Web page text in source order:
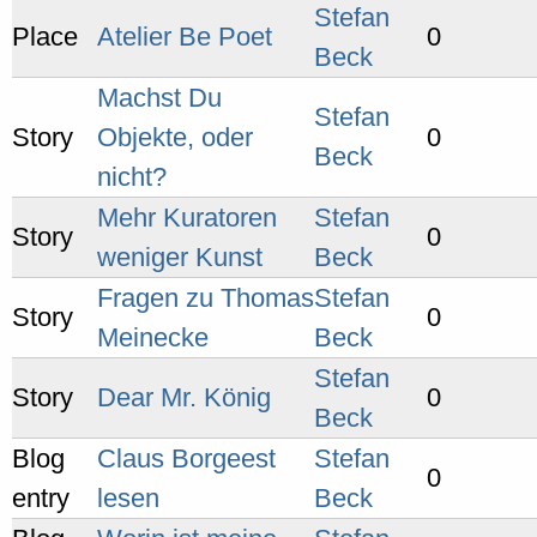
Place Atelier Be Poet
Stefan
Beck
0
Story
Machst Du
Objekte, oder
nicht?
Stefan
Beck
0
Story
Mehr Kuratoren
weniger Kunst
Stefan
Beck
0
Story
Fragen zu Thomas
Meinecke
Stefan
Beck
0
Story Dear Mr. König
Stefan
Beck
0
Blog
entry
Claus Borgeest
lesen
Stefan
Beck
0